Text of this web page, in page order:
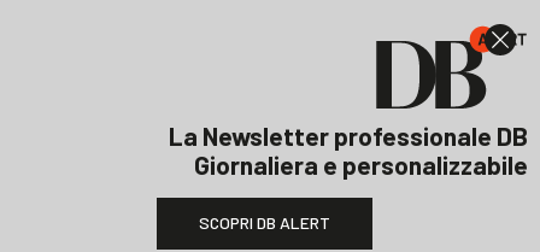
La Newsletter professionale DB
Giornaliera e personalizzabile
SCOPRI DB ALERT